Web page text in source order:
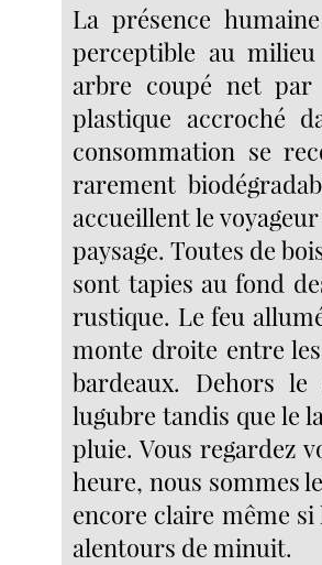
La présence
perceptible au
arbre coupé net
plastique accroché
consommation se
rarement
accueillent le
paysage. Toutes de
sont tapies au fond
rustique. Le feu
monte droite entre
bardeaux. Dehors
lugubre tandis que le
pluie. Vous regardez
heure, nous sommes
encore claire même
alentours de minuit.